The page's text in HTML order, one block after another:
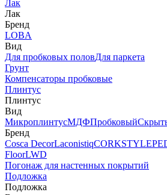
Лак
Лак
Бренд
LOBA
Вид
Для пробковых половДля паркета
Грунт
Компенсаторы пробковые
Плинтус
Плинтус
Вид
МикроплинтусМДФПробковый
Бренд
Cosca DecorLaconistiqCORKSTYLE
FloorLWD
Погонаж для настенных покрытий
Подложка
Подложка